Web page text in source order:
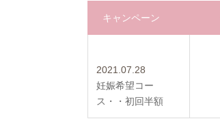
キャンペーン
2021.07.28
妊娠希望コー
ス・・初回半額